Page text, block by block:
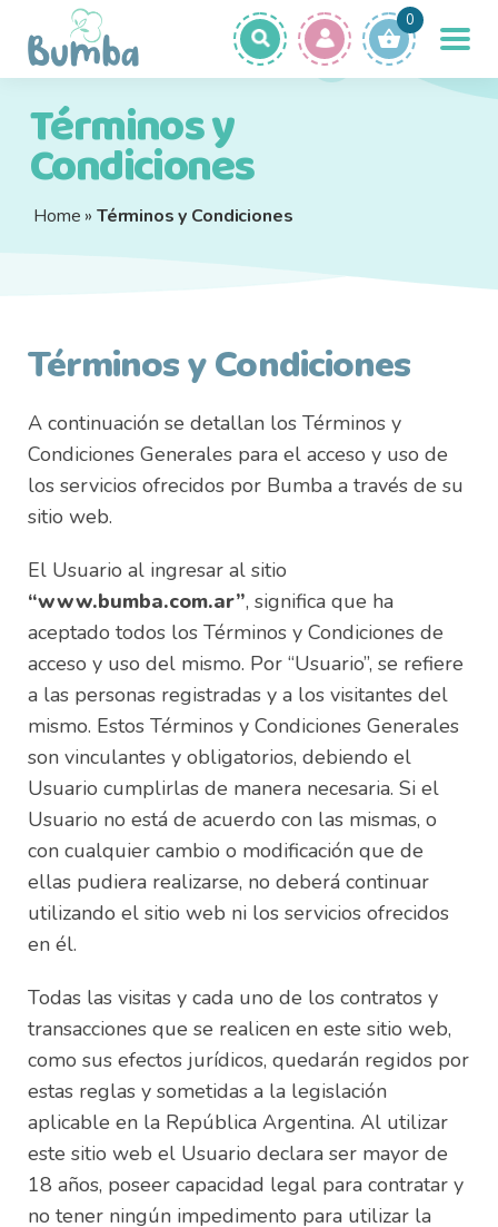
la
navegación
la
páginaProductos
Ofertas
Quiénes Somos
Contacto
Home » Términos y Condiciones
Términos y
Condiciones
Términos y Condiciones
A continuación se detallan los Términos y
Condiciones Generales para el acceso y uso de
los servicios ofrecidos por Bumba a través de su
sitio web.
El Usuario al ingresar al sitio
“www.bumba.com.ar”, significa que ha
aceptado todos los Términos y Condiciones de
acceso y uso del mismo. Por “Usuario”, se refiere
a las personas registradas y a los visitantes del
mismo. Estos Términos y Condiciones Generales
son vinculantes y obligatorios, debiendo el
Usuario cumplirlas de manera necesaria. Si el
Usuario no está de acuerdo con las mismas, o
con cualquier cambio o modificación que de
ellas pudiera realizarse, no deberá continuar
utilizando el sitio web ni los servicios ofrecidos
en él.
Todas las visitas y cada uno de los contratos y
transacciones que se realicen en este sitio web,
como sus efectos jurídicos, quedarán regidos por
estas reglas y sometidas a la legislación
aplicable en la República Argentina. Al utilizar
este sitio web el Usuario declara ser mayor de
18 años, poseer capacidad legal para contratar y
no tener ningún impedimento para utilizar la
0